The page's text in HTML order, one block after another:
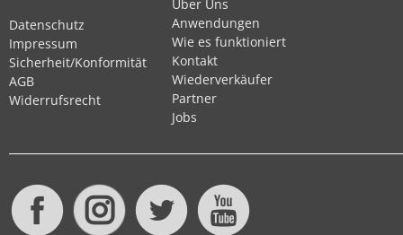
Datenschutz
Impressum
Sicherheit/Konformität
AGB
Widerrufsrecht
Über Uns
Anwendungen
Wie es funktioniert
Kontakt
Wiederverkäufer
Partner
Jobs